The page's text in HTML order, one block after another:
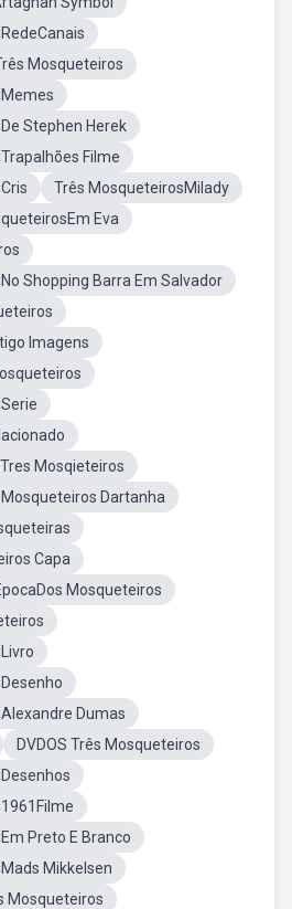
Mosqueteiros
Stephen Herek
Filme
Três MosqueteirosMilady
Eva
Shopping Barra Em Salvador
Imagens
Mosqieteiros
Dartanha
Capa
Mosqueteiros
Dumas
DVDOS Três Mosqueteiros
Preto E Branco
Mikkelsen
Mosqueteiros